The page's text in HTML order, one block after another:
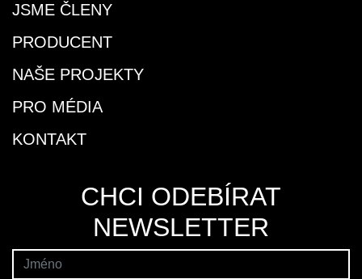
JSME ČLENY
PRODUCENT
NAŠE PROJEKTY
PRO MÉDIA
KONTAKT
CHCI ODEBÍRAT
NEWSLETTER